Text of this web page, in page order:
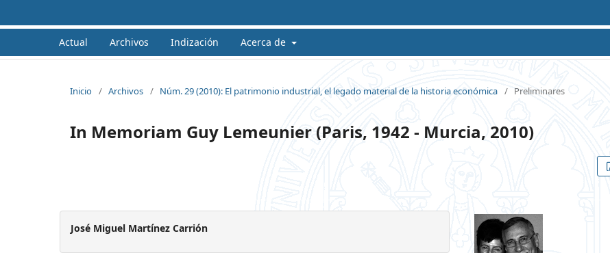
Actual Archivos Indización Acerca de
Inicio / Archivos / Núm. 29 (2010): El patrimonio industrial, el legado material de la historia económica / Preliminares
In Memoriam Guy Lemeunier (Paris, 1942 - Murcia, 2010)
José Miguel Martínez Carrión